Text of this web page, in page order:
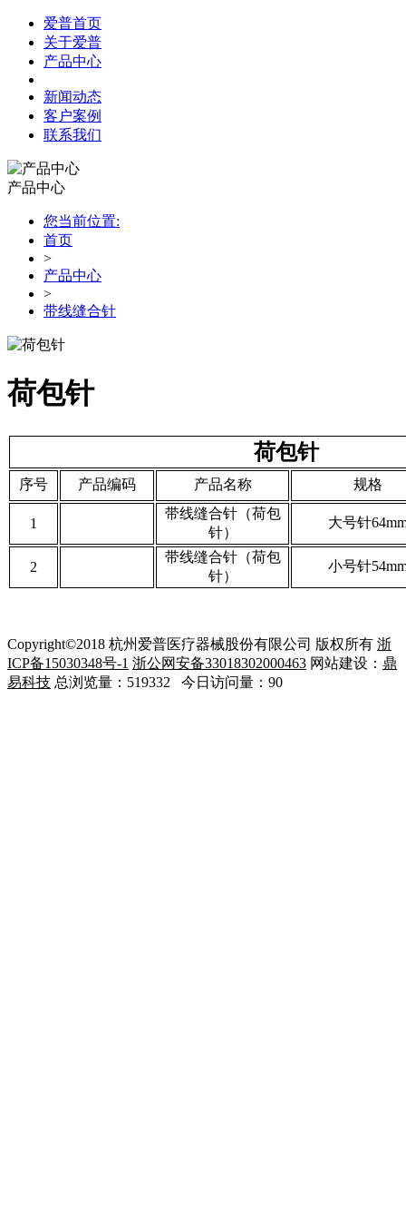
爱普首页
关于爱普
产品中心
新闻动态
客户案例
联系我们
产品中心
您当前位置:
首页
>
产品中心
>
带线缝合针
荷包针
荷包针
序号 产品编码 产品名称 规格
1
带线缝合针（荷包
针）
大号针
2
带线缝合针（荷包
针）
小号针
Copyright©2018 杭州爱普医疗器械股份有限公司 版权所有 浙
ICP备15030348号-1 浙公网安备33018302000463 网站建设： 鼎
易科技 总浏览量：519332 今日访问量：90